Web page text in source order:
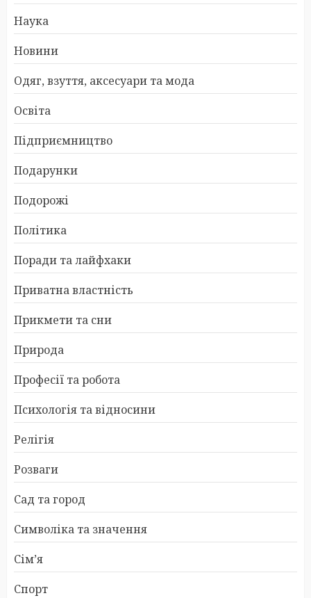
Наука
Новини
Одяг, взуття, аксесуари та мода
Освіта
Підприємництво
Подарунки
Подорожі
Політика
Поради та лайфхаки
Приватна властність
Прикмети та сни
Природа
Професії та робота
Психологія та відносини
Релігія
Розваги
Сад та город
Символіка та значення
Сім’я
Спорт